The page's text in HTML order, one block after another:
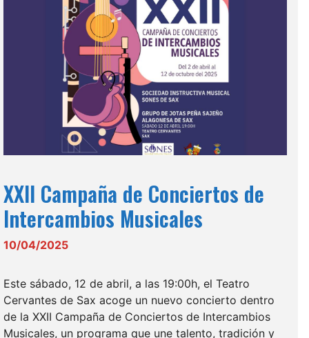
XXII Campaña de Conciertos de
Intercambios Musicales
10/04/2025
Este sábado, 12 de abril, a las 19:00h, el Teatro
Cervantes de Sax acoge un nuevo concierto dentro
de la XXII Campaña de Conciertos de Intercambios
Musicales, un programa que une talento, tradición y